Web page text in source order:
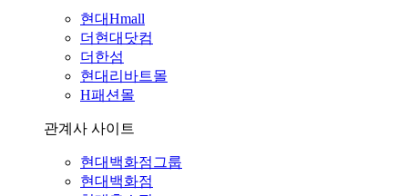
현대Hmall
더현대닷컴
더한섬
현대리바트몰
H패션몰
관계사 사이트
현대백화점그룹
현대백화점